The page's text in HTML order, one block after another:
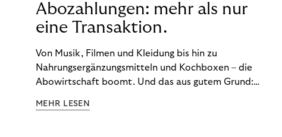
Abozahlungen: mehr als nur
eine Transaktion.
Von Musik, Filmen und Kleidung bis hin zu
Nahrungsergänzungsmitteln und Kochboxen – die
Abowirtschaft boomt. Und das aus gutem Grund:
wünschen. Sie ermöglichen es uns, Produkte und
MEHR LESEN